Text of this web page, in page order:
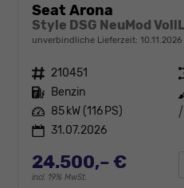
Seat Arona
unverbindliche Lieferzeit: 10.11.2026
Fahrzeugnr. 210451
Kraftstoff Benzin
Leistung 85 kW (116 PS)
31.07.2026
24.500,– €
incl. 19% MwSt.